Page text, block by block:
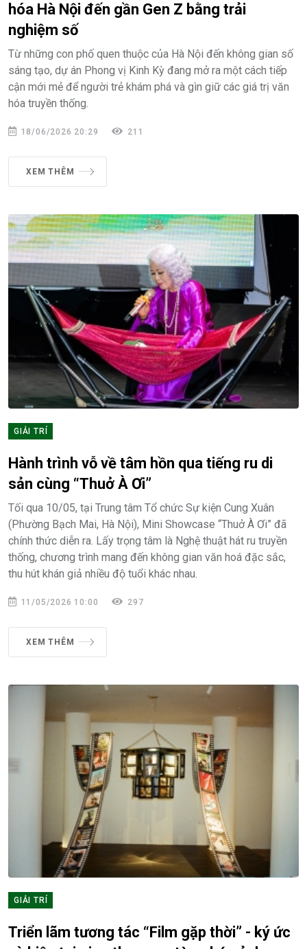
hóa Hà Nội đến gần Gen Z bằng trải
nghiệm số
Từ những con phố quen thuộc của Hà Nội đến không gian số
sáng tạo, dự án Phong vị Kinh Kỳ đang mở ra một cách tiếp
cận mới mẻ để người trẻ khám phá và gìn giữ các giá trị văn
hóa truyền thống.
18/06/2026 20:29 211
XEM THÊM
GIẢI TRÍ
Hành trình vỗ về tâm hồn qua tiếng ru di
sản cùng “Thuở À Ơi”
Tối qua 10/05, tại Trung tâm Tổ chức Sự kiện Cung Xuân
(Phường Bạch Mai, Hà Nội), Mini Showcase “Thuở À Ơi” đã
chính thức diễn ra. Lấy trọng tâm là Nghệ thuật hát ru truyền
thống, chương trình mang đến không gian văn hoá đặc sắc,
thu hút khán giả nhiều độ tuổi khác nhau.
11/05/2026 10:00 297
XEM THÊM
GIẢI TRÍ
Triển lãm tương tác “Film gặp thời” - ký ức